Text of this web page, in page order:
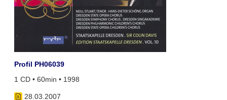
Profil PH06039
1 CD • 60min • 1998
28.03.2007